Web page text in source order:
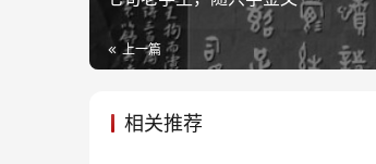
上一篇
相关推荐